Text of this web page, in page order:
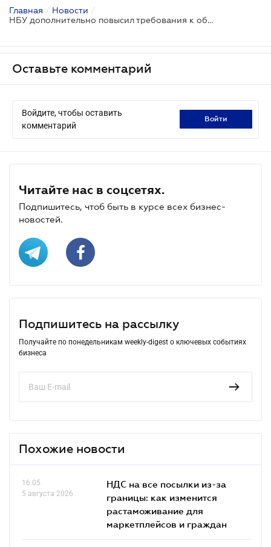
Главная / Новости /
НБУ дополнительно повысил требования к обязательным резервам банков
Оставьте комментарий
Войдите, чтобы оставить
комментарий
войти
Читайте нас в соцсетях.
Подпишитесь, чтоб быть в курсе всех бизнес-
новостей.
Подпишитесь на рассылку
Получайте по понедельникам weekly-digest о ключевых событиях
бизнеса
Похожие новости
16.05
5 августа 2026
НДС на все посылки из-за
границы: как изменится
растаможивание для
маркетплейсов и граждан